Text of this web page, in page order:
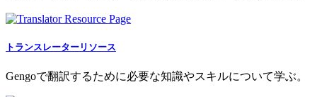
トランスレーターリソース
Gengoで翻訳するために必要な知識やスキルについて学ぶ。